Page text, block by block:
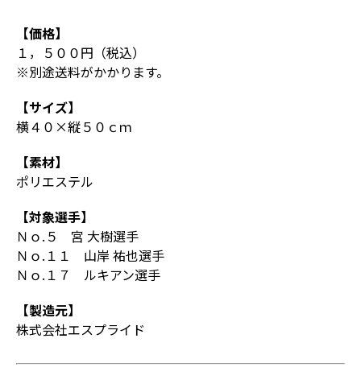
【価格】
１，５００円（税込）
※別途送料がかかります。
【サイズ】
横４０×縦５０ｃｍ
【素材】
ポリエステル
【対象選手】
Ｎｏ.５ 宮 大樹選手
Ｎｏ.１１ 山岸 祐也選手
Ｎｏ.１７ ルキアン選手
【製造元】
株式会社エスプライド